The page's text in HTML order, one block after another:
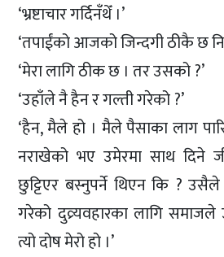
‘भ्रष्टाचार गर्दिनँथेँ ।’
‘तपाईंको आजको जिन्दगी ठीकै छ
‘मेरा लागि ठीक छ । तर उसको ?’
‘उहाँले नै हैन र गल्ती गरेको ?’
‘हैन, मैले हो । मैले पैसाका लाग
नराखेको भए उमेरमा साथ दिने
छुट्टिएर बस्नुपर्ने थिएन कि ?
गरेको दुव्र्यवहारका लागि
त्यो दोष मेरो हो ।’